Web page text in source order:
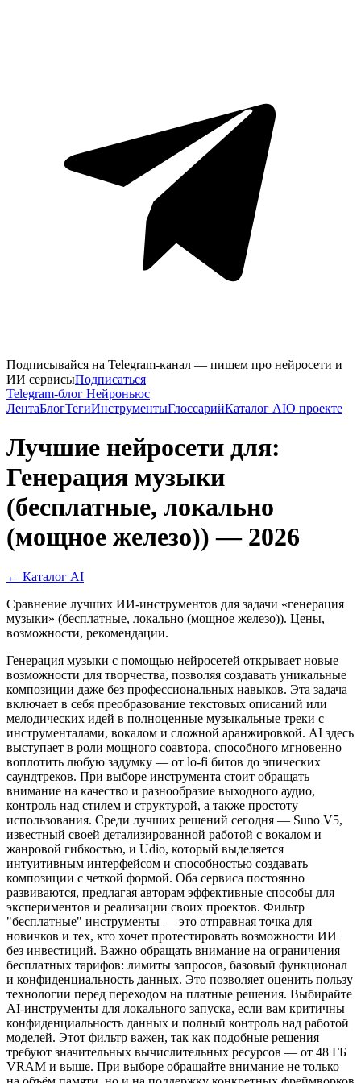
Подписывайся на Telegram-канал — пишем про нейросети и
ИИ сервисыПодписаться
Telegram-блог Нейроньюс
ЛентаБлогТегиИнструментыГлоссарийКаталог AIО проекте
Лучшие нейросети для:
Генерация музыки
(бесплатные, локально
(мощное железо)) — 2026
← Каталог AI
Сравнение лучших ИИ-инструментов для задачи «генерация
музыки» (бесплатные, локально (мощное железо)). Цены,
возможности, рекомендации.
Генерация музыки с помощью нейросетей открывает новые
возможности для творчества, позволяя создавать уникальные
композиции даже без профессиональных навыков. Эта задача
включает в себя преобразование текстовых описаний или
мелодических идей в полноценные музыкальные треки с
инструменталами, вокалом и сложной аранжировкой. AI здесь
выступает в роли мощного соавтора, способного мгновенно
воплотить любую задумку — от lo-fi битов до эпических
саундтреков. При выборе инструмента стоит обращать
внимание на качество и разнообразие выходного аудио,
контроль над стилем и структурой, а также простоту
использования. Среди лучших решений сегодня — Suno V5,
известный своей детализированной работой с вокалом и
жанровой гибкостью, и Udio, который выделяется
интуитивным интерфейсом и способностью создавать
композиции с четкой формой. Оба сервиса постоянно
развиваются, предлагая авторам эффективные способы для
экспериментов и реализации своих проектов. Фильтр
"бесплатные" инструменты — это отправная точка для
новичков и тех, кто хочет протестировать возможности ИИ
без инвестиций. Важно обращать внимание на ограничения
бесплатных тарифов: лимиты запросов, базовый функционал
и конфиденциальность данных. Это позволяет оценить пользу
технологии перед переходом на платные решения. Выбирайте
AI-инструменты для локального запуска, если вам критичны
конфиденциальность данных и полный контроль над работой
моделей. Этот фильтр важен, так как подобные решения
требуют значительных вычислительных ресурсов — от 48 ГБ
VRAM и выше. При выборе обращайте внимание не только